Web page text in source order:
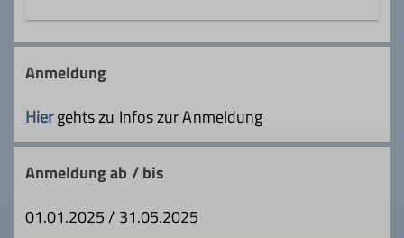
Anmeldung
Hiergehts zu Infos zur Anmeldung
Anmeldung ab / bis
01.01.2025 / 31.05.2025